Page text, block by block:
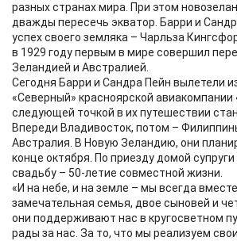
разных странах мира. При этом
дважды пересечь экватор. Барри и
успех своего земляка – Чарльза
в 1929 году первым в мире совершил
Зеландией и Австралией.
Сегодня Барри и Сандра Пейн вылетели
«Северный» красноярской авиакомпании
следующей точкой в их путешествии
Впереди Владивосток, потом –
Австралия. В Новую Зеландию, они
конце октября. По приезду домой
свадьбу – 50-летие совместной жизни.
«И на небе, и на земле – мы всегда
замечательная семья, двое сыновей и
они поддерживают нас в кругосветном
рады за нас. За то, что мы реализуем